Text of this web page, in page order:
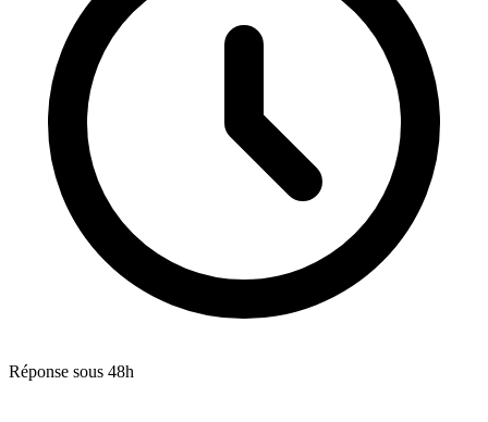
Réponse sous 48h